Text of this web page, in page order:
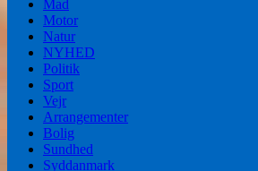
Mad
Motor
Natur
NYHED
Politik
Sport
Vejr
Arrangementer
Bolig
Sundhed
Syddanmark